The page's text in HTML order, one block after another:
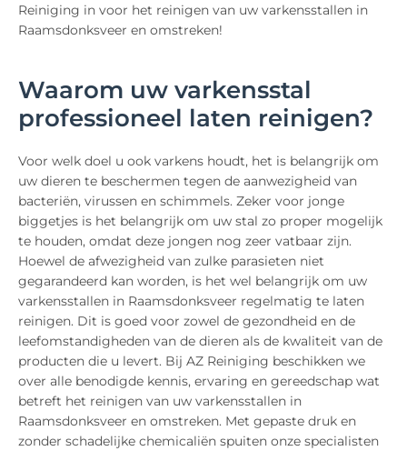
Reiniging in voor het reinigen van uw varkensstallen in
Raamsdonksveer en omstreken!
Waarom uw varkensstal
professioneel laten reinigen?
Voor welk doel u ook varkens houdt, het is belangrijk om
uw dieren te beschermen tegen de aanwezigheid van
bacteriën, virussen en schimmels. Zeker voor jonge
biggetjes is het belangrijk om uw stal zo proper mogelijk
te houden, omdat deze jongen nog zeer vatbaar zijn.
Hoewel de afwezigheid van zulke parasieten niet
gegarandeerd kan worden, is het wel belangrijk om uw
varkensstallen in Raamsdonksveer regelmatig te laten
reinigen. Dit is goed voor zowel de gezondheid en de
leefomstandigheden van de dieren als de kwaliteit van de
producten die u levert. Bij AZ Reiniging beschikken we
over alle benodigde kennis, ervaring en gereedschap wat
betreft het reinigen van uw varkensstallen in
Raamsdonksveer en omstreken. Met gepaste druk en
zonder schadelijke chemicaliën spuiten onze specialisten